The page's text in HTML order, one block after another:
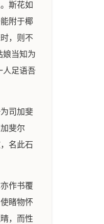
斯花如
附于椰
，则不
娘当知为
人足语吾
司加斐
斐尔
名此石
作书覆
睹物怀
，而性